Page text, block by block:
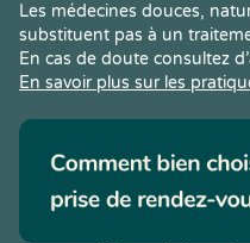
Les médecines douces,
substituent pas à un
En cas de doute consultez
En savoir plus sur les